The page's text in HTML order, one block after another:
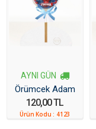
AYNI GÜN
Örümcek Adam
Resimli Kurabiye
120,00 TL
Ürün Kodu : 4123